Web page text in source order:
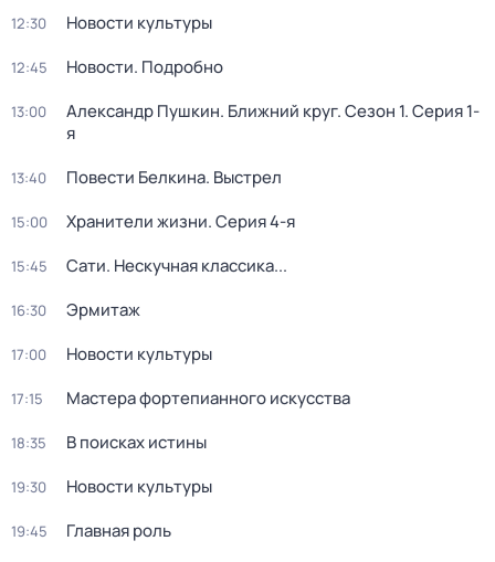
12:30 Новости культуры
12:45 Новости. Подробно
13:00 Александр Пушкин. Ближний круг. Сезон 1. Серия 1-
я
13:40 Повести Белкина. Выстрел
15:00 Хранители жизни. Серия 4-я
15:45 Сати. Нескучная классика...
16:30 Эрмитаж
17:00 Новости культуры
17:15 Мастера фортепианного искусства
18:35 В поисках истины
19:30 Новости культуры
19:45 Главная роль